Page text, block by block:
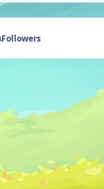
Followers